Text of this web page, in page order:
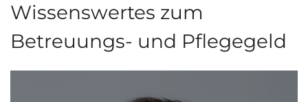
Wissenswertes zum
Betreuungs- und Pflegegeld